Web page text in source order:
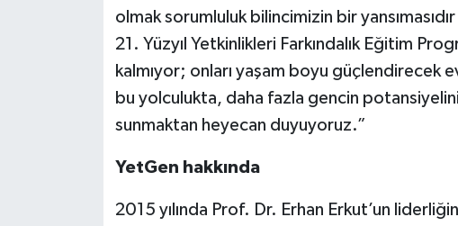
olmak sorumluluk bilincimizin bir
21. Yüzyıl Yetkinlikleri Farkındalık Eğitim
kalmıyor; onları yaşam boyu güçlendirecek
bu yolculukta, daha fazla gencin
sunmaktan heyecan duyuyoruz.”
YetGen hakkında
2015 yılında Prof. Dr. Erhan Erkut’un